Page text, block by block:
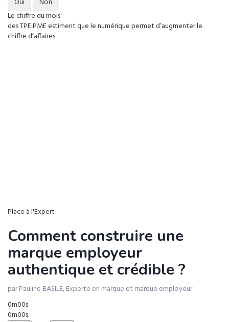
Le chiffre du mois
des TPE PME estiment que le numérique permet d’augmenter le
chiffre d’affaires
Place à l'Expert
Comment construire une
marque employeur
authentique et crédible ?
par Pauline BASILE, Experte en marque et marque employeur
0m00s
0m00s